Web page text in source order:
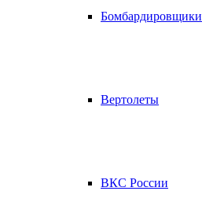
Бомбардировщики
Вертолеты
ВКС России